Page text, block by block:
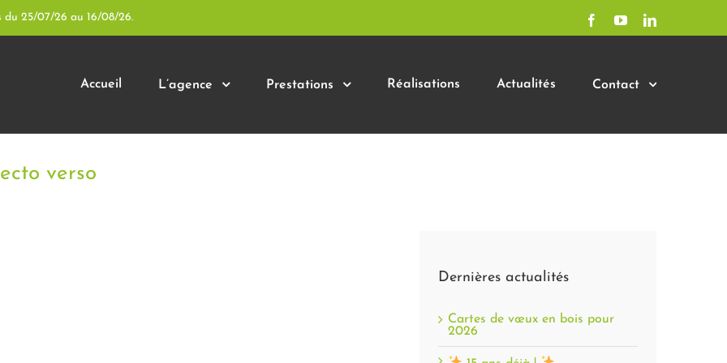
du 25/07/26 au 16/08/26. FacebookYouTubeLinkedIn
Accueil L’agence Prestations Réalisations Actualités Contact
verso
Dernières actualités
Cartes de vœux en bois pour
2026